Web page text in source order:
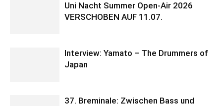
Uni Nacht Summer Open-Air 2026
VERSCHOBEN AUF 11.07.
Interview: Yamato – The Drummers of
Japan
37. Breminale: Zwischen Bass und